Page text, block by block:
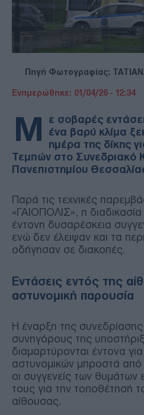
Πηγή Φωτογραφίας:
Ενημερώθηκε: 01/04/26 - 12:34
Μ
ε σοβαρές
ένα βαρύ κλίμα
ημέρα της δίκης
Τεμπών στο Συνεδριακό
Πανεπιστημίου
Παρά τις τεχνικές
«ΓΑΙΟΠΟΛΙΣ», η
έντονη δυσαρέσκεια
ενώ δεν έλειψαν και τα
οδήγησαν σε διακοπές.
Εντάσεις εντός της
αστυνομική παρουσία
Η έναρξη της
συνηγόρους της
διαμαρτύρονται έντονα
αστυνομικών μπροστά από
οι συγγενείς των
τους για την τοποθέτησή
αίθουσας.